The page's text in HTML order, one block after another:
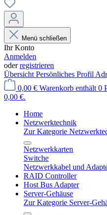
Menü schließen
Ihr Konto
Anmelden
oderregistrieren
Übersicht Persönliches Profil
0,00 € Warenkorb enthält 0
0,00 €.
Home
Netzwerktechnik
Zur Kategorie
Netzwerkkarten
Switche
Netzwerkkabel und
RAID Controller
Host Bus Adapter
Server-Gehäuse
Zur Kategorie Server-